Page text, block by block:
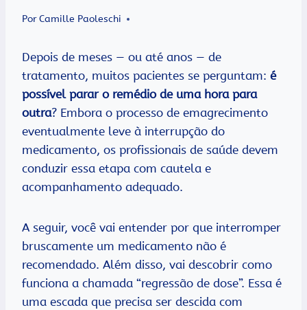
PorCamille Paoleschi
Depois de meses — ou até anos — de
tratamento, muitos pacientes se perguntam: é
possível parar o remédio de uma hora para
outra? Embora o processo de emagrecimento
eventualmente leve à interrupção do
medicamento, os profissionais de saúde devem
conduzir essa etapa com cautela e
acompanhamento adequado.
A seguir, você vai entender por que interromper
bruscamente um medicamento não é
recomendado. Além disso, vai descobrir como
funciona a chamada “regressão de dose”. Essa é
uma escada que precisa ser descida com